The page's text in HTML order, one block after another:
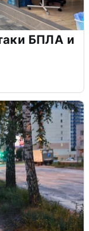
БПЛА и